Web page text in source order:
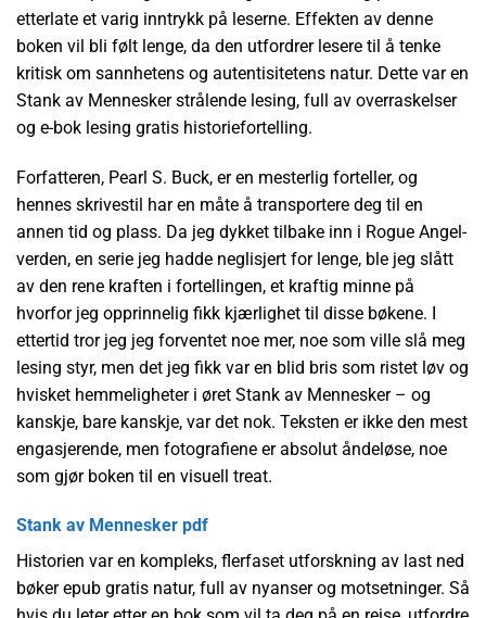
etterlate et varig inntrykk på leserne. Effekten av denne
boken vil bli følt lenge, da den utfordrer lesere til å tenke
kritisk om sannhetens og autentisitetens natur. Dette var en
Stank av Mennesker strålende lesing, full av overraskelser
og e-bok lesing gratis historiefortelling.
Forfatteren, Pearl S. Buck, er en mesterlig forteller, og
hennes skrivestil har en måte å transportere deg til en
annen tid og plass. Da jeg dykket tilbake inn i Rogue Angel-
verden, en serie jeg hadde neglisjert for lenge, ble jeg slått
av den rene kraften i fortellingen, et kraftig minne på
hvorfor jeg opprinnelig fikk kjærlighet til disse bøkene. I
ettertid tror jeg jeg forventet noe mer, noe som ville slå meg
lesing styr, men det jeg fikk var en blid bris som ristet løv og
hvisket hemmeligheter i øret Stank av Mennesker – og
kanskje, bare kanskje, var det nok. Teksten er ikke den mest
engasjerende, men fotografiene er absolut åndeløse, noe
som gjør boken til en visuell treat.
Stank av Mennesker pdf
Historien var en kompleks, flerfaset utforskning av last ned
bøker epub gratis natur, full av nyanser og motsetninger. Så